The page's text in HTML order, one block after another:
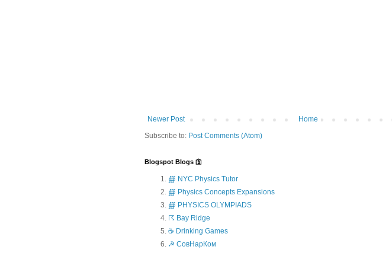
Newer Post
Home
Subscribe to: Post Comments (Atom)
Blogspot Blogs 🛐
∰ NYC Physics Tutor
∰ Physics Concepts Expansions
∰ PHYSICS OLYMPIADS
☈ Bay Ridge
☕ Drinking Games
☭ СовНарКом